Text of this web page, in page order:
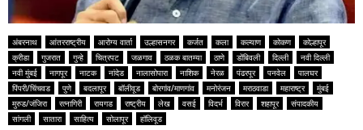
अंबरनाथ आंतरराष्ट्रीय आरोग्य वार्ता उल्हासनगर कर्जत कला कल्याण कोकण
कोल्हापूर
क्रीडा
गुजरात गुन्हे चित्रपट जळगाव ठळक बातम्या ठाणे डोंबिवली दिल्ली
नवी दिल्ली
नवी मुंबई
नागपूर नाटक नांदेड नालासोपारा नाशिक नेरळ पंढरपूर पनवेल
पालघर
पिंपरी/चिंचवड
पुणे बदलापूर बॉलीवूड बोरगांव/माणगांव मनोरंजन मराठवाडा महाराष्ट्र
मुंबई
मुरुड/जंजिरा
रत्नागिरी रायगड राष्ट्रीय लेख वसई विदर्भ विरार शहापूर
संपादकीय
सांगली
सातारा साहित्य सोलापूर हॉलिवूड